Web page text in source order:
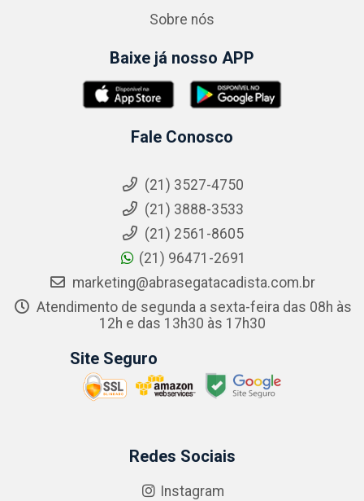
Sobre nós
Baixe já nosso APP
Fale Conosco
(21) 3527-4750
(21) 3888-3533
(21) 2561-8605
(21) 96471-2691
marketing@abrasegatacadista.com.br
Atendimento de segunda a sexta-feira das 08h às
12h e das 13h30 às 17h30
Site Seguro
Redes Sociais
Instagram